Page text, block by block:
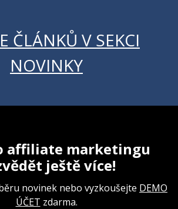
ČLÁNKŮ V SEKCI
NOVINKY
affiliate marketingu
ještě více!
novinek nebo vyzkoušejte DEMO
ÚČET zdarma.